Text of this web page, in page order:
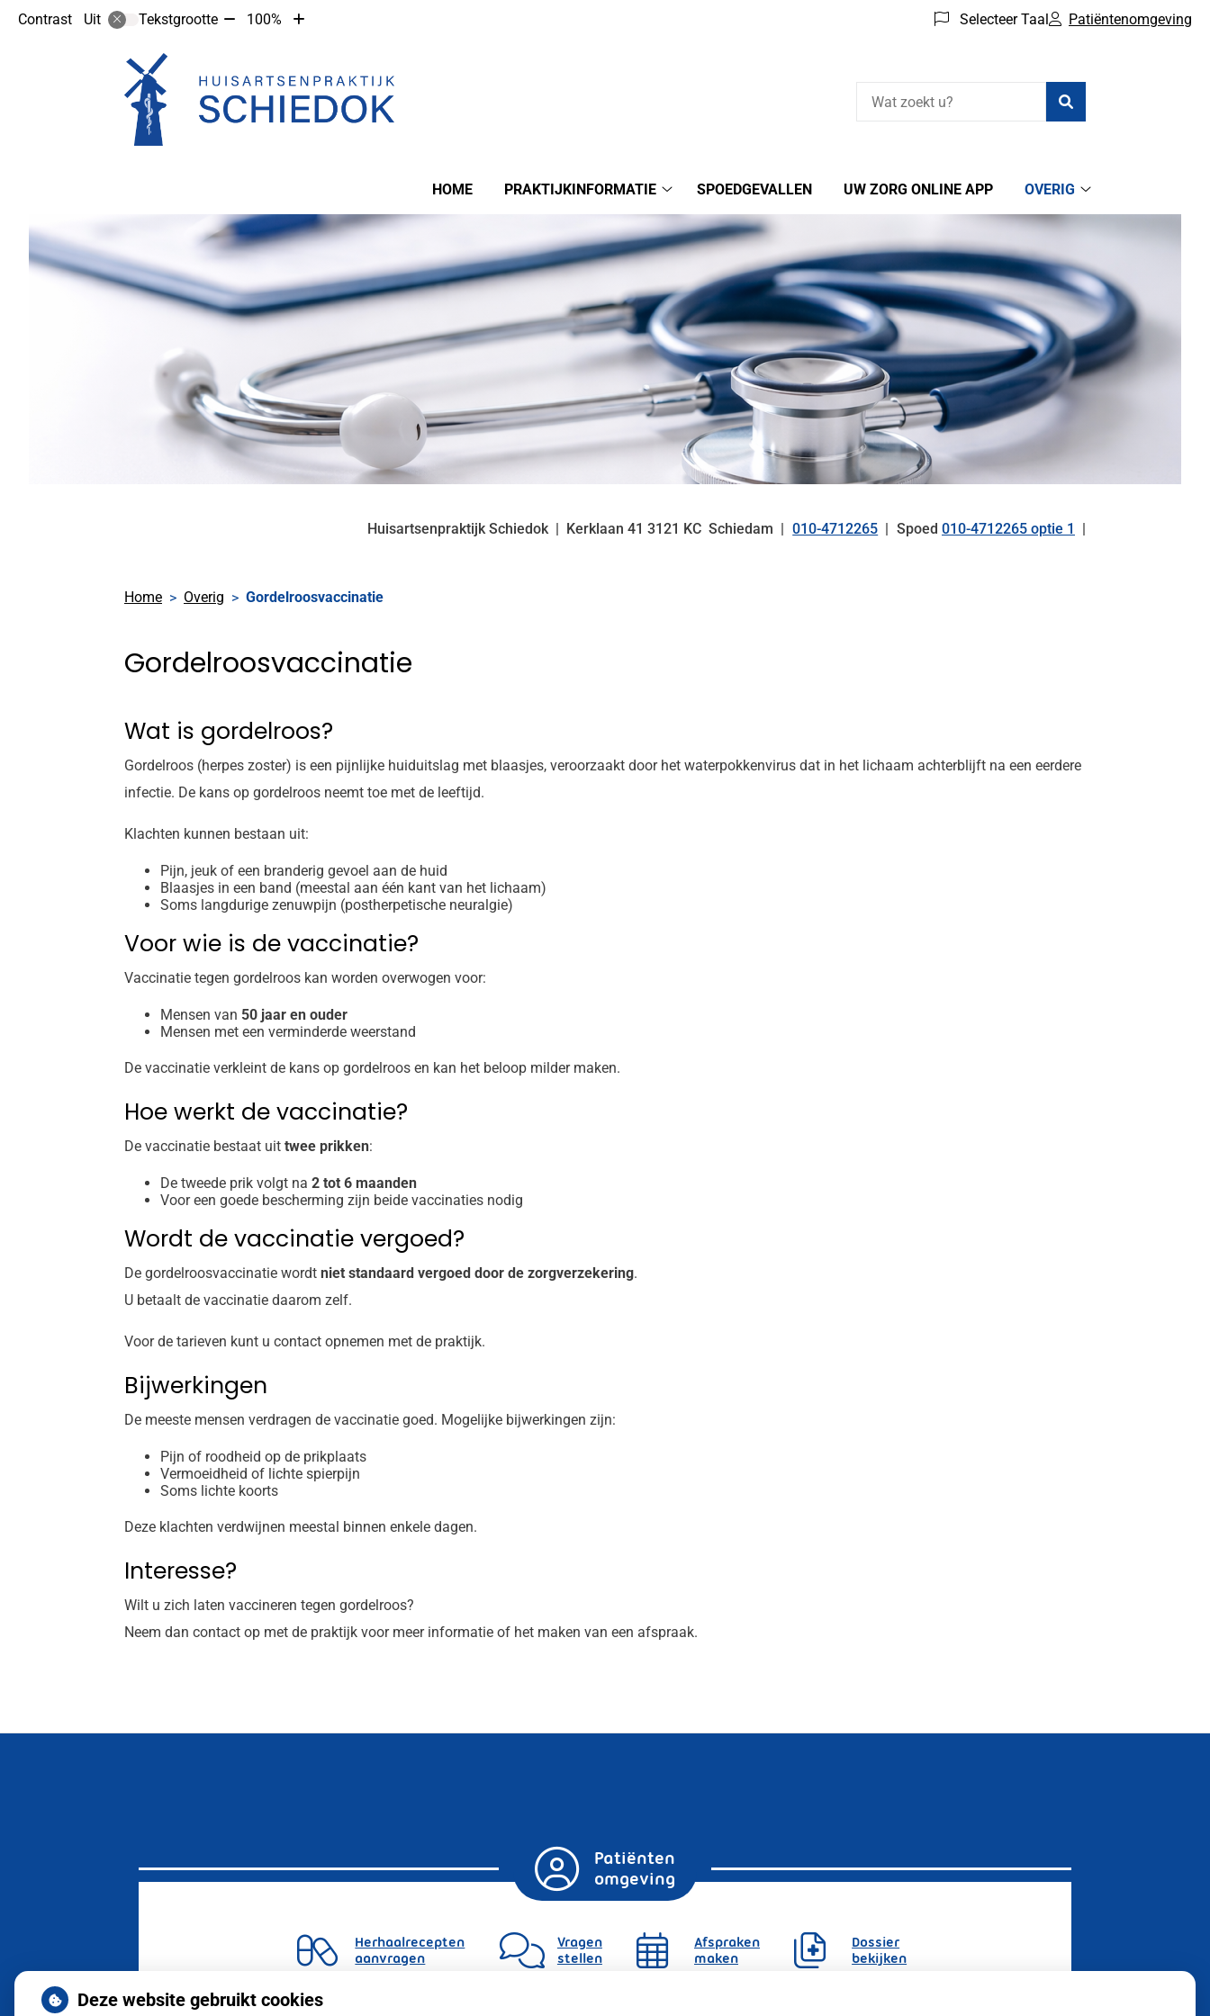
Contrast Uit Tekstgrootte Tekst
10%
100%
Tekst
10%
Selecteer Taal Patiëntenomgeving
HOME
PRAKTIJKINFORMATIE
submenu
SPOEDGEVALLEN UW ZORG ONLINE APP
OVERIG
Huisartsenpraktijk Schiedok Kerklaan 41 3121 KC Schiedam Tel:
010-4712265 Spoed 010-4712265 optie 1
Home Overig Gordelroosvaccinatie
Gordelroosvaccinatie
Wat is gordelroos?
Gordelroos (herpes zoster) is een pijnlijke huiduitslag met blaasjes, veroorzaakt door het waterpokkenvirus dat in het lichaam achterblijft na een eerdere
infectie. De kans op gordelroos neemt toe met de leeftijd.
Klachten kunnen bestaan uit:
Pijn, jeuk of een branderig gevoel aan de huid
Blaasjes in een band (meestal aan één kant van het lichaam)
Soms langdurige zenuwpijn (postherpetische neuralgie)
Voor wie is de vaccinatie?
Vaccinatie tegen gordelroos kan worden overwogen voor:
Mensen van 50 jaar en ouder
Mensen met een verminderde weerstand
De vaccinatie verkleint de kans op gordelroos en kan het beloop milder maken.
Hoe werkt de vaccinatie?
De vaccinatie bestaat uit twee prikken:
De tweede prik volgt na 2 tot 6 maanden
Voor een goede bescherming zijn beide vaccinaties nodig
Wordt de vaccinatie vergoed?
De gordelroosvaccinatie wordt niet standaard vergoed door de zorgverzekering.
U betaalt de vaccinatie daarom zelf.
Voor de tarieven kunt u contact opnemen met de praktijk.
Bijwerkingen
De meeste mensen verdragen de vaccinatie goed. Mogelijke bijwerkingen zijn:
Pijn of roodheid op de prikplaats
Vermoeidheid of lichte spierpijn
Soms lichte koorts
Deze klachten verdwijnen meestal binnen enkele dagen.
Interesse?
Wilt u zich laten vaccineren tegen gordelroos?
Neem dan contact op met de praktijk voor meer informatie of het maken van een afspraak.
Patiënten
omgeving
Herhaalrecepten
aanvragen
Vragen
stellen
Afspraken
maken
Dossier
bekijken
Deze website gebruikt cookies